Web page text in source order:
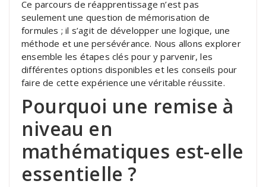
Ce parcours de réapprentissage n’est pas
seulement une question de mémorisation de
formules ; il s’agit de développer une logique, une
méthode et une persévérance. Nous allons explorer
ensemble les étapes clés pour y parvenir, les
différentes options disponibles et les conseils pour
faire de cette expérience une véritable réussite.
Pourquoi une remise à
niveau en
mathématiques est-elle
essentielle ?